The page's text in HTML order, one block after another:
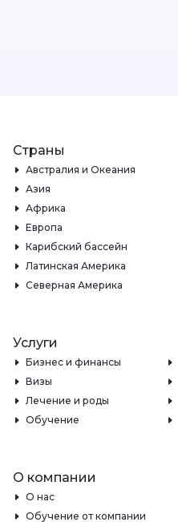
Страны
Австралия и Океания
Азия
Африка
Европа
Карибский бассейн
Латинская Америка
Северная Америка
Услуги
Бизнес и финансы
Визы
Лечение и роды
Обучение
О компании
О нас
Обучение от компании